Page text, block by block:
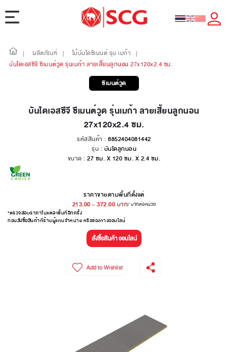
| ผลิตภัณฑ์ | ไม้บันไดซีเมนต์ รุ่น เมก้า
|
บันไดเอสซีจี ซีเมนต์วูด รุ่นเมก้า ลายเสี้ยนลูกนอน 27x120x2.4 ซม.
ซีเมนต์วูด
บันไดเอสซีจี ซีเมนต์วูด รุ่นเมก้า ลายเสี้ยนลูกนอน
27x120x2.4 ซม.
รหัสสินค้า : 8852404081442
รุ่น : บันไดลูกนอน
ขนาด : 27 ซม. X 120 ซม. X 2.4 ซม.
ราคาขายตามพื้นที่ตั้งแต่
213.00 - 372.00 บาท/ บาทต่อหน่วย
*ตรวจสอบราคาในแต่ละพื้นที่อีกครั้ง
ก่อนสั่งซื้อสินค้าที่ร้านผู้แทนจำหน่าย หรือช่องทางออนไลน์
สั่งซื้อสินค้า ออนไลน์
Add to Wishlist